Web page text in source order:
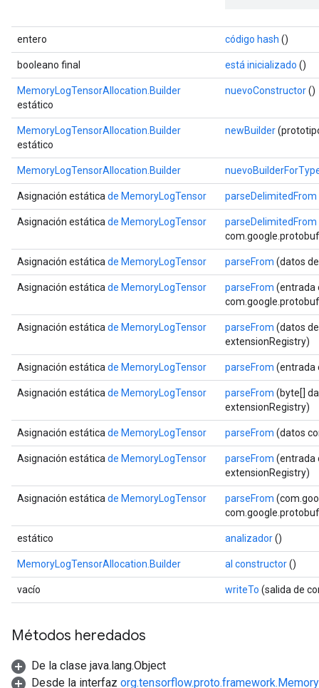
entero código hash ()
booleano final está inicializado ()
MemoryLogTensorAllocation.Builder
estático
nuevoConstructor()
MemoryLogTensorAllocation.Builder
estático
newBuilder
MemoryLogTensorAllocation.Builder
Asignación estática de MemoryLogTensor parseDelimitedFrom
Asignación estática de MemoryLogTensor parseDelimitedFrom
Asignación estática de MemoryLogTensor parseFrom (datos
Asignación estática de MemoryLogTensor parseFrom (entrada
Asignación estática de MemoryLogTensor parseFrom (datos
extensionRegistry)
Asignación estática de MemoryLogTensor parseFrom (entrada
Asignación estática de MemoryLogTensor parseFrom (byte[]
extensionRegistry)
Asignación estática de MemoryLogTensor parseFrom (datos
Asignación estática de MemoryLogTensor parseFrom (entrada
extensionRegistry)
Asignación estática de MemoryLogTensor parseFrom
estático analizador()
MemoryLogTensorAllocation.Builder al constructor()
vacío writeTo (salida de
Métodos heredados
De la clase java.lang.Object
Desde la interfaz